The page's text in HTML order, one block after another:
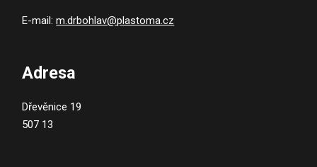
E-mail:m.drbohlav@plastoma.cz
Adresa
Dřevěnice 19
507 13